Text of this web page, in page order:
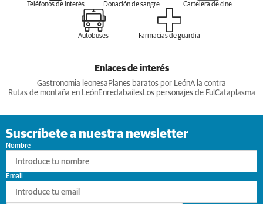
Teléfonos de interés Donación de sangre Cartelera de cine
Autobuses Farmacias de guardia
Enlaces de interés
Gastronomia leonesa Planes baratos por LeónA la contra
Rutas de montaña en LeónEnredabailesLos personajes de Ful Cataplasma
Suscríbete a nuestra newsletter
Nombre
Email